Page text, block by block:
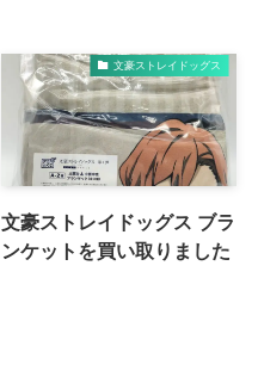
文豪ストレイドッグス
文豪ストレイドッグス ブラ
ンケットを買い取りました